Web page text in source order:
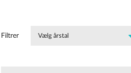
Filtrer